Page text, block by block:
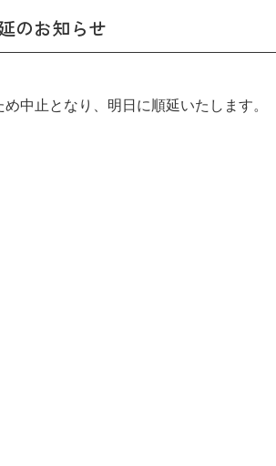
のお知らせ
中止となり、明日に順延いたします。